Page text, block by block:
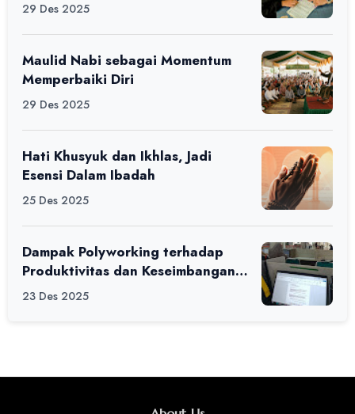
29 Des 2025
Maulid Nabi sebagai Momentum
Memperbaiki Diri
29 Des 2025
Hati Khusyuk dan Ikhlas, Jadi
Esensi Dalam Ibadah
25 Des 2025
Dampak Polyworking terhadap
Produktivitas dan Keseimbangan
Hidup Anak Muda
23 Des 2025